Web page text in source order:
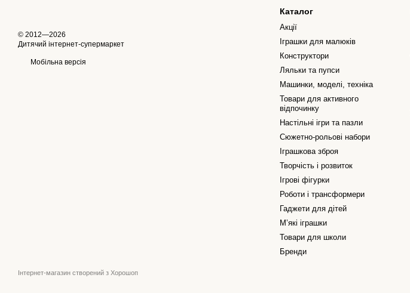
© 2012—2026
Дитячий інтернет-супермаркет
Мобільна версія
Інтернет-магазин створений з Хорошоп
Каталог
Акції
Іграшки для малюків
Конструктори
Ляльки та пупси
Машинки, моделі, техніка
Товари для активного
відпочинку
Настільні ігри та пазли
Сюжетно-рольові набори
Іграшкова зброя
Творчість і розвиток
Ігрові фігурки
Роботи і трансформери
Гаджети для дітей
М’які іграшки
Товари для школи
Бренди